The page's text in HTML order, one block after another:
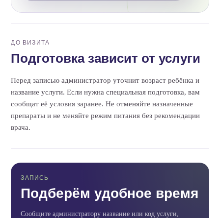
ДО ВИЗИТА
Подготовка зависит от услуги
Перед записью администратор уточнит возраст ребёнка и
название услуги. Если нужна специальная подготовка, вам
сообщат её условия заранее. Не отменяйте назначенные
препараты и не меняйте режим питания без рекомендации
врача.
ЗАПИСЬ
Подберём удобное время
Сообщите администратору название или код услуги,